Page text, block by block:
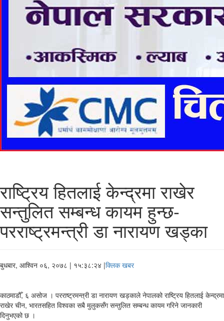
राष्ट्रिय हितलाई केन्द्रमा राखेर
सन्तुलित सम्बन्ध कायम हुन्छ-
परराष्ट्रमन्त्री डा नारायण खड्का
बुधबार, आश्विन ०६, २०७८ | १५:३८:२४ |क्लिक खबर
काठमाडौँ, ६ असोज । परराष्ट्रमन्त्री डा नारायण खड्काले नेपालको राष्ट्रिय हितलाई केन्द्रमा
राखेर चीन, भारतसहित विश्वका सबै मुलुकसँग सन्तुलित सम्बन्ध कायम गरिने जानकारी
दिनुभएको छ ।